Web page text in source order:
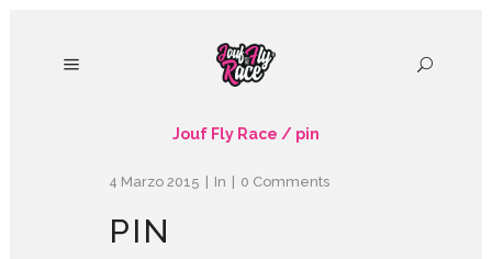
Jouf Fly Race / pin
4 Marzo 2015 In 0 Comments
PIN